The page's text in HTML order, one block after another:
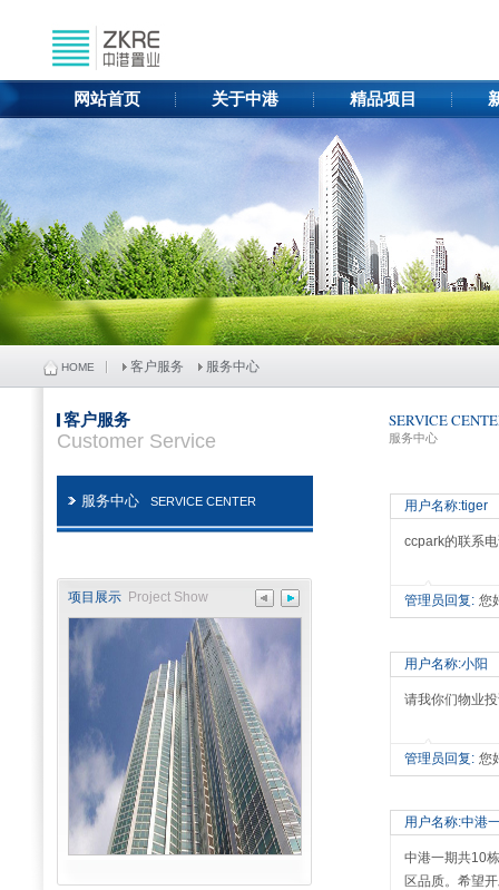
网站首页 关于中港 精品项目
HOME 客户服务 服务中心
客户服务
Customer Service
服务中心 SERVICE CENTER
项目展示 Project Show
SERVICE
服务中心
用户名称:tiger
ccpark的联系
管理员回复: 您
用户名称:小阳
请我你们物业
管理员回复: 您
用户名称:中港
中港一期共10
区品质。希望